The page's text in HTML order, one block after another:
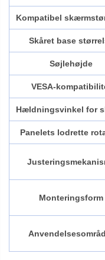
Kompatibel
Skåret base
Søjlehøjde
VESA-
Hældningsvinkel for
Panelets lodrette
Monteringsform